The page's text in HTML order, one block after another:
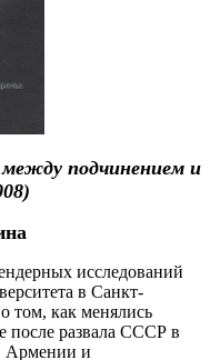
подчинением и
исследований
в Санкт-
том, как менялись
развала СССР в
Армении и